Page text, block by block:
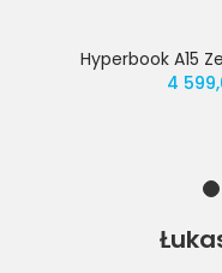
Hyperbook A15
4